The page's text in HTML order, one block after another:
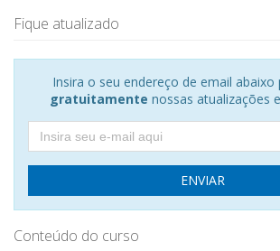
Fique atualizado
Insira o seu endereço de email abaixo
gratuitamente nossas atualizações
ENVIAR
Conteúdo do curso